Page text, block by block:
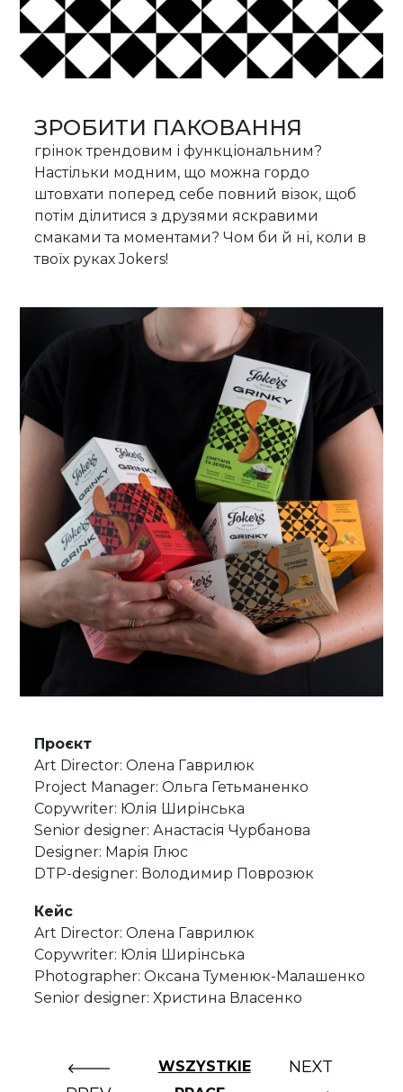
ЗРОБИТИ ПАКОВАННЯ
грінок трендовим і функціональним?
Настільки модним, що можна гордо
штовхати поперед себе повний візок, щоб
потім ділитися з друзями яскравими
смаками та моментами? Чом би й ні, коли в
твоїх руках Jokers!
Проєкт
Art Director: Олена Гаврилюк
Project Manager: Ольга Гетьманенко
Copywriter: Юлія Ширінська
Senior designer: Анастасія Чурбанова
Designer: Марія Глюс
DTP-designer: Володимир Поврозюк
Кейс
Art Director: Олена Гаврилюк
Copywriter: Юлія Ширінська
Photographer: Оксана Туменюк-Малашенко
Senior designer: Христина Власенко
WSZYSTKIE
NEXT